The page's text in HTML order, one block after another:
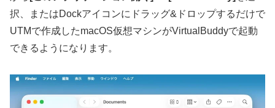
択、またはDockアイコンにドラッグ&ドロップするだけで
UTMで作成したmacOS仮想マシンがVirtualBuddyで起動
できるようになります。